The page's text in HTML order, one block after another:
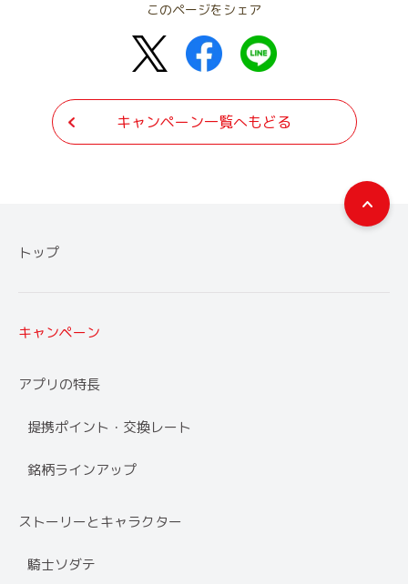
このページをシェア
キャンペーン一覧へもどる
トップ
キャンペーン
アプリの特長
提携ポイント・交換レート
銘柄ラインアップ
ストーリーとキャラクター
騎士ソダテ